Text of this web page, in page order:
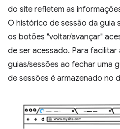
do site refletem as
O histórico de sessão da guia
os botões "voltar/avançar"
de ser acessado. Para
guias/sessões ao fechar uma
de sessões é armazenado no